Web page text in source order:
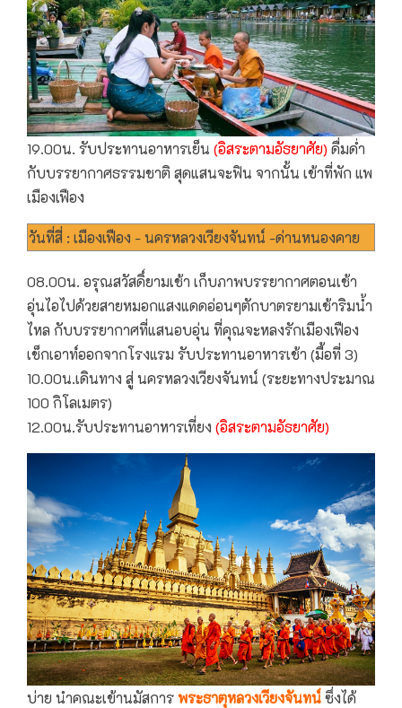
19.00น. รับประทานอาหารเย็น (อิสระตามอัธยาศัย) ดื่มด่ำ
กับบรรยากาศธรรมชาติ สุดแสนจะฟิน จากนั้น เข้าที่พัก แพ
เมืองเฟือง
วันที่สี่ : เมืองเฟือง - นครหลวงเวียงจันทน์ -ด่านหนองคาย
08.00น. อรุณสวัสดิ์ยามเช้า เก็บภาพบรรยากาศตอนเช้า
อุ่นไอไปด้วยสายหมอกแสงแดดอ่อนๆตักบาตรยามเช้าริมน้ำ
ไหล กับบรรยากาศที่แสนอบอุ่น ที่คุณจะหลงรักเมืองเฟือง
เช็กเอาท์ออกจากโรงแรม รับประทานอาหารเช้า (มื้อที่ 3)
10.00น.เดินทาง สู่ นครหลวงเวียงจันทน์ (ระยะทางประมาณ
100 กิโลเมตร)
12.00น.รับประทานอาหารเที่ยง (อิสระตามอัธยาศัย)
บ่าย นำคณะเข้านมัสการพระธาตุหลวงเวียงจันทน์ซึ่งได้